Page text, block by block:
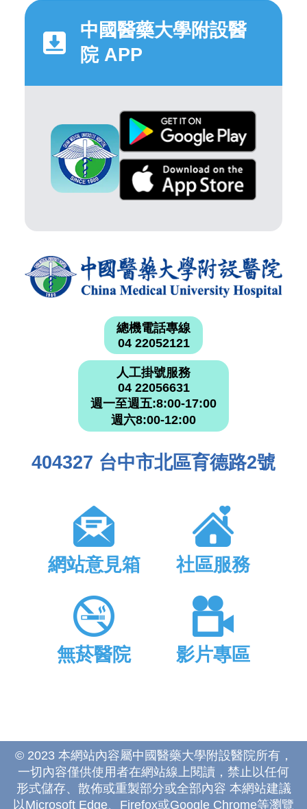
中國醫藥大學附設醫
院 APP
總機電話專線
04 22052121
人工掛號服務
04 22056631
週一至週五:8:00-17:00
週六8:00-12:00
404327 台中市北區育德路2號
網站意見箱 社區服務
無菸醫院 影片專區
© 2023 本網站內容屬中國醫藥大學附設醫院所有，
一切內容僅供使用者在網站線上閱讀，禁止以任何
形式儲存、散佈或重製部分或全部內容 本網站建議
以Microsoft Edge、Firefox或Google Chrome等瀏覽